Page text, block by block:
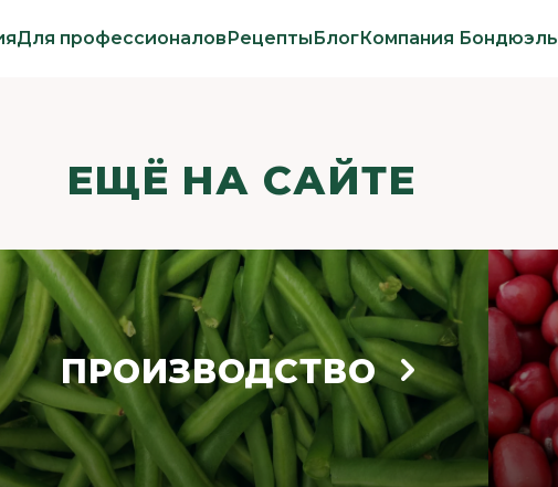
Для профессионаловРецептыБлогКомпания Бондюэль
ЕЩЁ НА САЙТЕ
ПРОИЗВОДСТВО